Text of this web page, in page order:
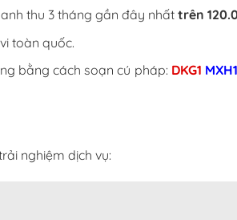
thu 3 tháng gần đây nhất trên
toàn quốc.
bằng cách soạn cú pháp: DKG1
nghiệm dịch vụ: